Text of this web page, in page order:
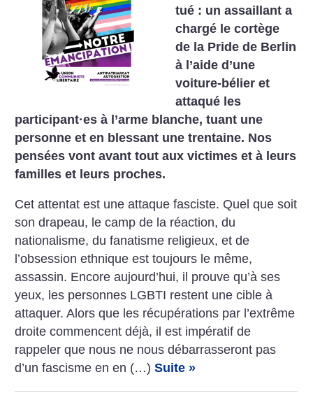
tué : un assaillant a
chargé le cortège
de la Pride de Berlin
à l’aide d’une
voiture-bélier et
attaqué les
participant·es à l’arme blanche, tuant une
personne et en blessant une trentaine. Nos
pensées vont avant tout aux victimes et à leurs
familles et leurs proches.
Cet attentat est une attaque fasciste. Quel que soit
son drapeau, le camp de la réaction, du
nationalisme, du fanatisme religieux, et de
l’obsession ethnique est toujours le même,
assassin. Encore aujourd’hui, il prouve qu’à ses
yeux, les personnes LGBTI restent une cible à
attaquer. Alors que les récupérations par l’extrême
droite commencent déjà, il est impératif de
rappeler que nous ne nous débarrasseront pas
d’un fascisme en en (…)Suite »